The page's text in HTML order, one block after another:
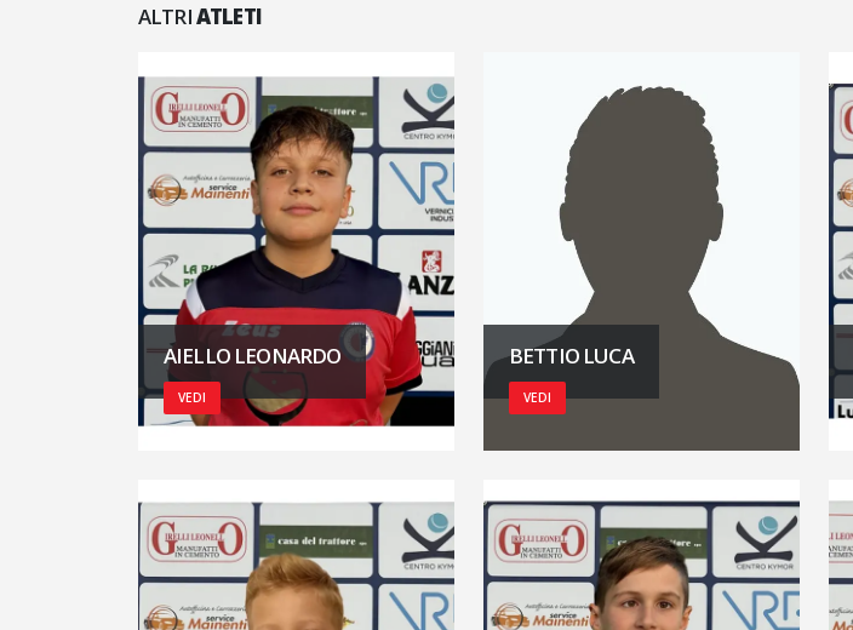
ALTRIATLETI
AIELLO LEONARDO
VEDI
BETTIO LUCA
VEDI